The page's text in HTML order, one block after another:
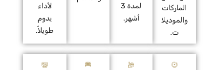
الماركات
والموديلا
ت.
لمدة 3
أشهر.
لأداء
يدوم
طويلاً.